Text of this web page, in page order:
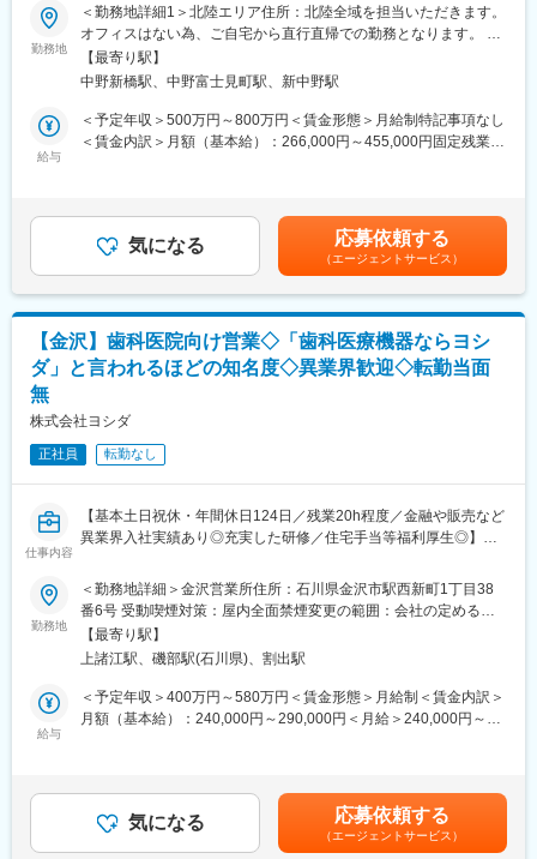
です。
■ノルマ
営業成績は昨年実績をベースとしての伸長率を指標においていま
■働き方
■会社理念
世界の医療現場で活用されている医療機器の販売を全国展開して
いる同社は、下記3つを「会社理念」としています。
・数字に追われず、金融機関に頼らず、信義と誇りと日本の美し
い秩序を重んじる。
・顧客への感謝を忘れず、フォローアップを大切にする。
・医師の方々を始めとする医療現場の方々から信用され、思い出
す。
変更の範囲：会社の定める業務
＜本求人のポイント＞
◇営業スキルを“専門性”に！医療業界で市場価値も高まる◎
◇“売って終わり”じゃない！お客様とじっくり向き合い、信頼関係
を築くやりがい！
◇頑張りはしっかり評価！年2回のインセンティブ制度あり。
◇安心の教育体制◎座学研修＋OJTで、医療業界の基礎から学べ
■入社後の流れ
（1）ご入社後3カ月前後は、東京もしくは大阪営業所にて研修を
ます。加えて、定期的な勉強会や製品PRの練習なども継続して実
施していきます。
※ホテルなどは会社が用意、費用を負担いたします。
（2）研修終了次第、北陸に拠点を移動していただきます。1人立
医療機器の紹介を行い、ドクターとの関係性を深め、より良い関
■組織構成
からないことは電話やオンラインなどですぐにコミュニケーショ
ンを取れる環境です。
■評価制度
やプロセス(売上実績+説明会実施回数など)も重要な評価対象で、
年間で最大60万円の支給がございます。
整形外科領域の製品を得意とし「日本人が日本人のために作る」
というモノづくりのコンセプトを大切にしています。手や肩専門
勤務地
＜勤務地詳細1＞北陸エリア住所：北陸全域を担当いただきます。
オフィスはない為、ご自宅から直行直帰での勤務となります。 受
動喫煙対策：屋内喫煙可能場所あり＜勤務地詳細2＞本社住所：東
京都中野区弥生町2-13-4 勤務地最寄駅：東京メトロ丸の内線／中
事業所（リモートワーク含む）
【最寄り駅】
中野新橋駅、中野富士見町駅、新中野駅
給与
＜予定年収＞500万円～800万円＜賃金形態＞月給制特記事項なし
＜賃金内訳＞月額（基本給）：266,000円～455,000円固定残業手
給与補足＞■昇給：年1回(8月) ■賞与：年2回(7月、12月) ■インセ
ンティブ：年2回※基本給以外に、営業外勤手当、管理職手当、家
族手当(該当者のみ)等を支給します。※金額は前職考慮のうえで決
定致します。賃金はあくまでも目安の金額であり、選考を通じて
上下する可能性があります。月給(月額)は固定手当を含めた表記で
す。
気になる 応募依頼する
（エージェントサービス）
【金沢】歯科医院向け営業◇「歯科医療機器ならヨシ
ダ」と言われるほどの知名度◇異業界歓迎◇転勤当面
無
株式会社ヨシダ
正社員 転勤なし
仕事内容
【基本土日祝休・年間休日124日／残業20h程度／金融や販売など
異業界入社実績あり◎充実した研修／住宅手当等福利厚生◎】
■業務内容
◇担当エリア内の歯科医院・代理店様へ、歯科医院で使用する診
療台（ユニット）や各種機器の導入を提案・支援していただきま
す。
製品の提案から設置・メンテナンスのアフターサービスまで、チ
ーム全体で協力しながら対応いただきます。
◇各製品ごとの専任者や修理担当が在籍しており、専門知識はバ
対応となります。
勤務地
＜勤務地詳細＞金沢営業所住所：石川県金沢市駅西新町1丁目38
番6号 受動喫煙対策：屋内全面禁煙変更の範囲：会社の定める事
業所
【最寄り駅】
上諸江駅、磯部駅(石川県)、割出駅
給与
＜予定年収＞400万円～580万円＜賃金形態＞月給制＜賃金内訳＞
月額（基本給）：240,000円～290,000円＜月給＞240,000円～
技能手当支給あり：歯科技工士/第二種電気工事士/X線作業主任者/
歯科衛生士、等賃金はあくまでも目安の金額であり、選考を通じ
て上下する可能性があります。月給(月額)は固定手当を含めた表記
気になる 応募依頼する
（エージェントサービス）